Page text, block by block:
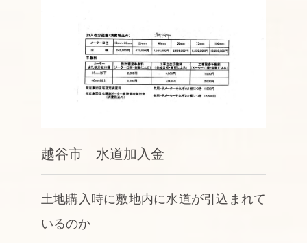
越谷市 水道加入金
土地購入時に敷地内に水道が引込まれて
いるのか